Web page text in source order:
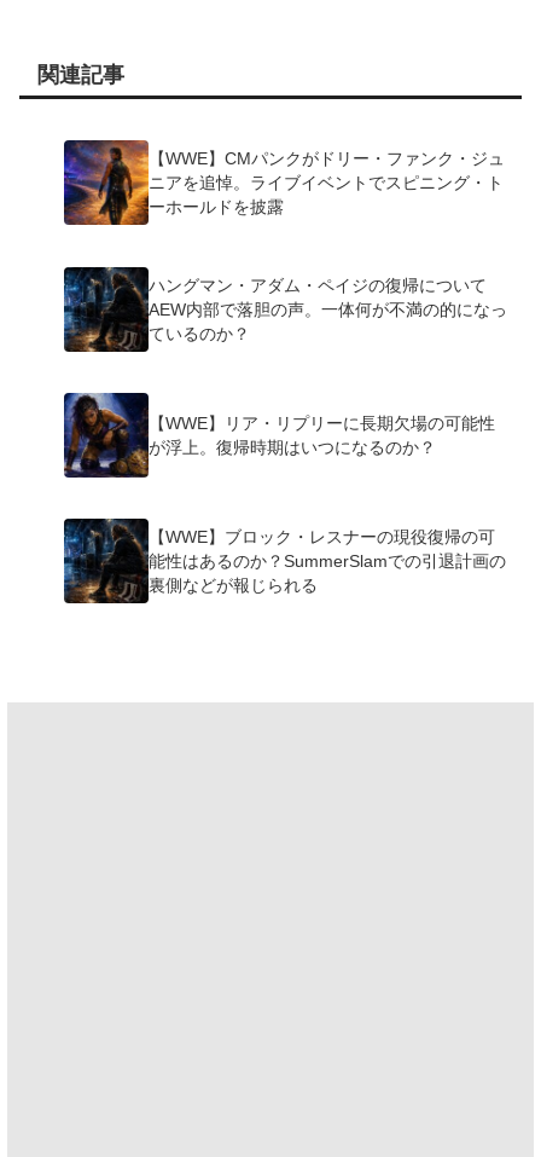
関連記事
【WWE】CMパンクがドリー・ファンク・ジュ
ニアを追悼。ライブイベントでスピニング・ト
ーホールドを披露
ハングマン・アダム・ペイジの復帰について
AEW内部で落胆の声。一体何が不満の的になっ
ているのか？
【WWE】リア・リプリーに長期欠場の可能性
が浮上。復帰時期はいつになるのか？
【WWE】ブロック・レスナーの現役復帰の可
能性はあるのか？SummerSlamでの引退計画の
裏側などが報じられる